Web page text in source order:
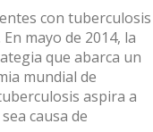
con tuberculosis
mayo de 2014, la
que abarca un
mundial de
aspira a
causa de